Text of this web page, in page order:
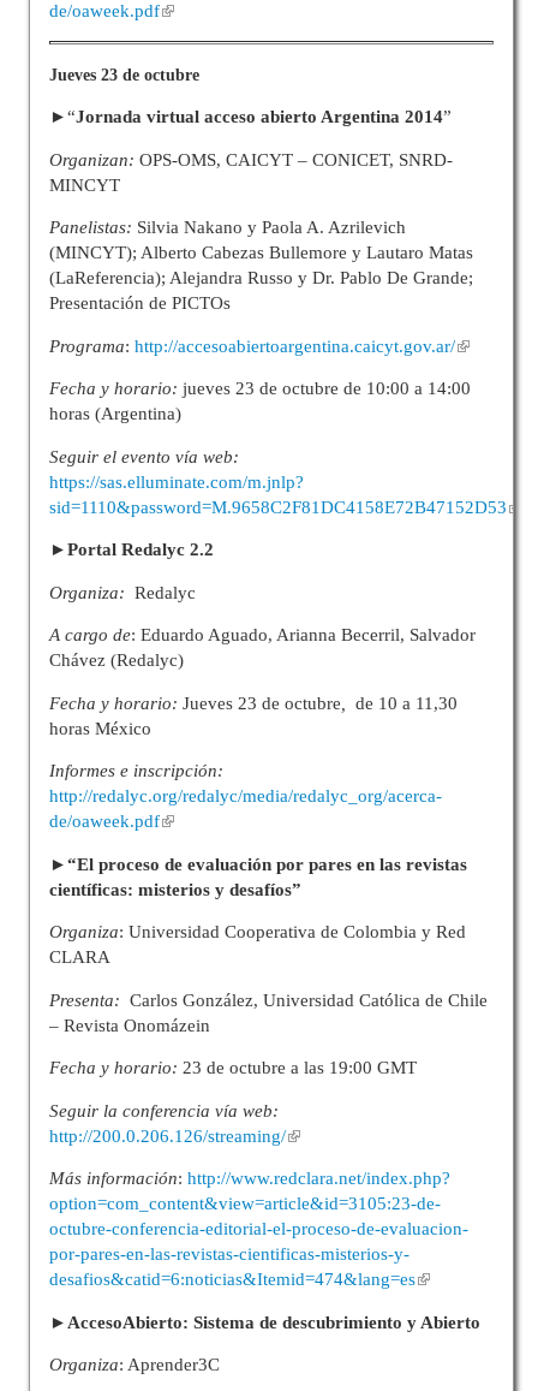
de/oaweek.pdf
Jueves 23 de octubre
►“Jornada virtual acceso abierto Argentina 2014”
Organizan: OPS-OMS, CAICYT – CONICET, SNRD-
MINCYT
Panelistas: Silvia Nakano y Paola A. Azrilevich
(MINCYT); Alberto Cabezas Bullemore y Lautaro Matas
(LaReferencia); Alejandra Russo y Dr. Pablo De Grande;
Presentación de PICTOs
Programa: http://accesoabiertoargentina.caicyt.gov.ar/
Fecha y horario: jueves 23 de octubre de 10:00 a 14:00
horas (Argentina)
Seguir el evento vía web:
https://sas.elluminate.com/m.jnlp?
sid=1110&password=M.9658C2F81DC4158E72B47152D53
►Portal Redalyc 2.2
Organiza: Redalyc
A cargo de: Eduardo Aguado, Arianna Becerril, Salvador
Chávez (Redalyc)
Fecha y horario: Jueves 23 de octubre
de 10 a 11,30
horas México
Informes e inscripción:
http://redalyc.org/redalyc/media/redalyc_org/acerca-
de/oaweek.pdf
►“El proceso de evaluación por pares en las revistas
científicas: misterios y desafíos”
Organiza: Universidad Cooperativa de Colombia y Red
CLARA
Presenta: Carlos González, Universidad Católica de Chile
– Revista Onomázein
Fecha y horario: 23 de octubre a las 19:00 GMT
Seguir la conferencia vía web:
http://200.0.206.126/streaming/
Más información: http://www.redclara.net/index.php?
option=com_content&view=article&id=3105:23-de-
octubre-conferencia-editorial-el-proceso-de-evaluacion-
por-pares-en-las-revistas-cientificas-misterios-y-
desafios&catid=6:noticias&Itemid=474&lang=es
►AccesoAbierto: Sistema de descubrimiento y Abierto
Organiza: Aprender3C